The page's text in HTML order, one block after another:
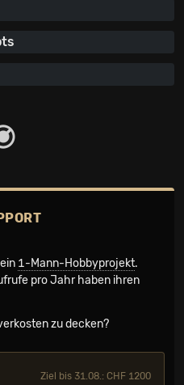
1-Mann-Hobbyprojekt.
pro Jahr haben ihren
zu decken?
Ziel bis 31.08.: CHF 1200